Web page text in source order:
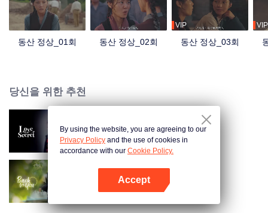
동산 정상_01회 동산 정상_02회
VIP
동산 정상_03회
VIP
당신을 위한 추천
숨겨둔 사랑
시간을 거슬러 온 그대
By using the website, you are agreeing to our
Privacy Policy and the use of cookies in
accordance with our Cookie Policy.
Accept